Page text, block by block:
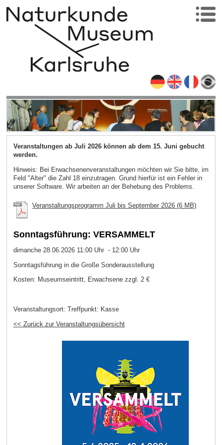
Veranstaltungen ab Juli 2026 können ab dem 15. Juni gebucht
werden.
Hinweis: Bei Erwachsenenveranstaltungen möchten wir Sie bitte, im
Feld "Alter" die Zahl 18 einzutragen. Grund hierfür ist ein Fehler in
unserer Software. Wir arbeiten an der Behebung des Problems.
Veranstaltungsprogramm Juli bis September 2026 (6 MB)
Sonntagsführung: VERSAMMELT
dimanche 28.06.2026 11:00 Uhr - 12:00 Uhr
Sonntagsführung in die Große Sonderausstellung
Kosten: Museumseintritt, Erwachsene zzgl. 2 €
Veranstaltungsort: Treffpunkt: Kasse
<< Zurück zur Veranstaltungsübersicht